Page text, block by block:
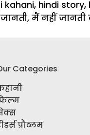
kahani, hindi story,
, मैं नहीं जानती
Categories
प्रौब्लम